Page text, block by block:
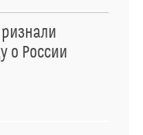
о России